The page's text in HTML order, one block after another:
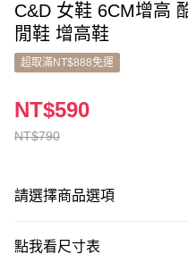
C&D 女鞋 6CM增高
閒鞋 增高鞋
超取滿NT$888免運
NT$790
NT$590
請選擇商品選項
點我看尺寸表